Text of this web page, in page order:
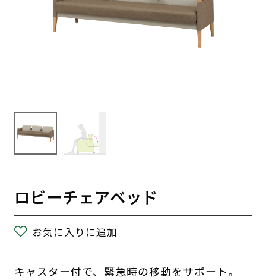
ロビーチェアベッド
お気に入りに追加
キャスター付で、緊急時の移動をサポート。